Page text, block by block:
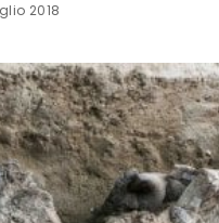
2018